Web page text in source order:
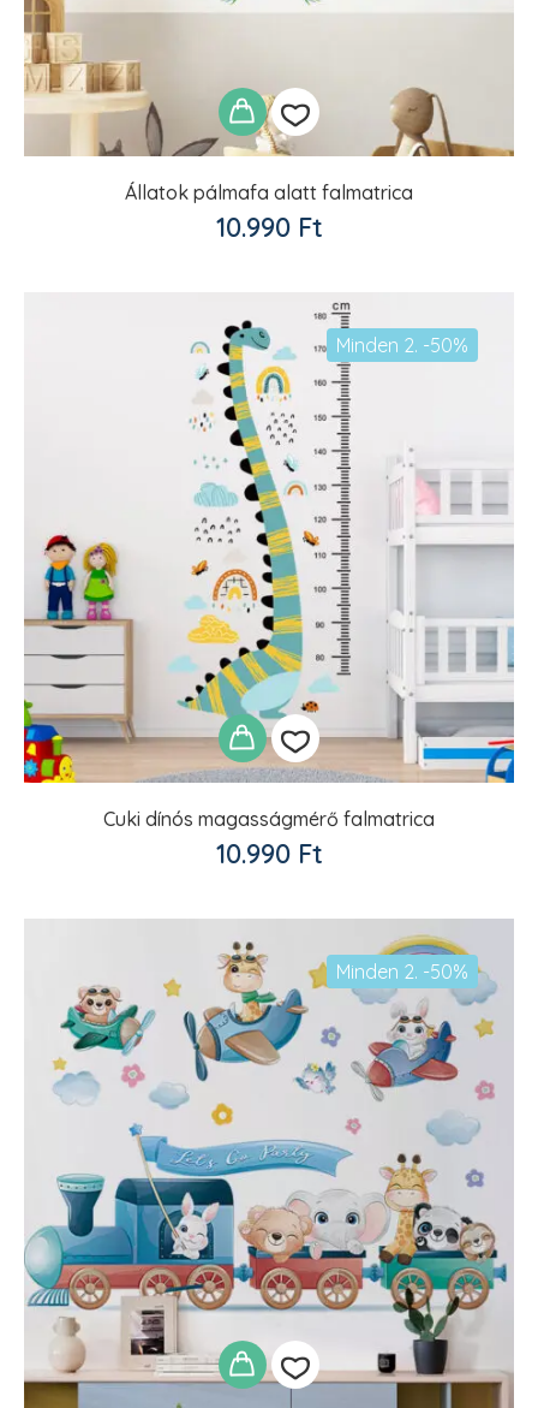
Állatok pálmafa alatt falmatrica
10.990 Ft
Kedvencekhez
Cuki dínós magasságmérő falmatrica
10.990 Ft
Minden 2. -50%
Kedvencekhez
Minden 2. -50%